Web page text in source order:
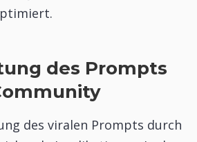
des Prompts
des viralen Prompts durch